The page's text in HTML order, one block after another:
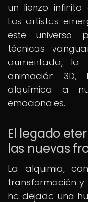
un lienzo infinito
Los artistas
este universo
técnicas
aumentada, la
animación
alquímica a
emocionales.
El legado
las nuevas
La alquimia,
transformación y
ha dejado una